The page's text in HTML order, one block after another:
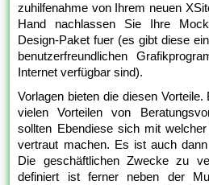
zuhilfenahme von Ihrem neuen
Hand nachlassen Sie Ihre
Design-Paket fuer (es gibt diese
benutzerfreundlichen
Internet verfügbar sind).
Vorlagen bieten die diesen
vielen Vorteilen von
sollten Ebendiese sich mit
vertraut machen. Es ist auch
Die geschäftlichen Zwecke zu
definiert ist ferner neben der